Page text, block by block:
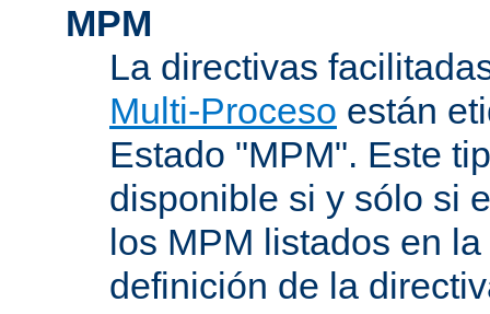
MPM
La directivas
Multi-Proceso están
Estado "MPM". Este
disponible si y sólo si
los MPM listados en
definición de la